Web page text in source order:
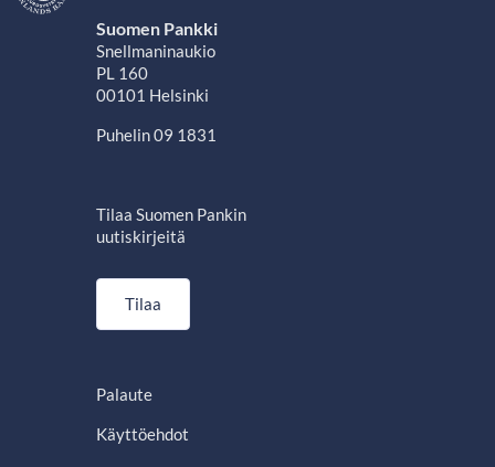
Suomen Pankki
Snellmaninaukio
PL 160
00101 Helsinki
Puhelin 09 1831
Tilaa Suomen Pankin
uutiskirjeitä
Tilaa
Palaute
Käyttöehdot